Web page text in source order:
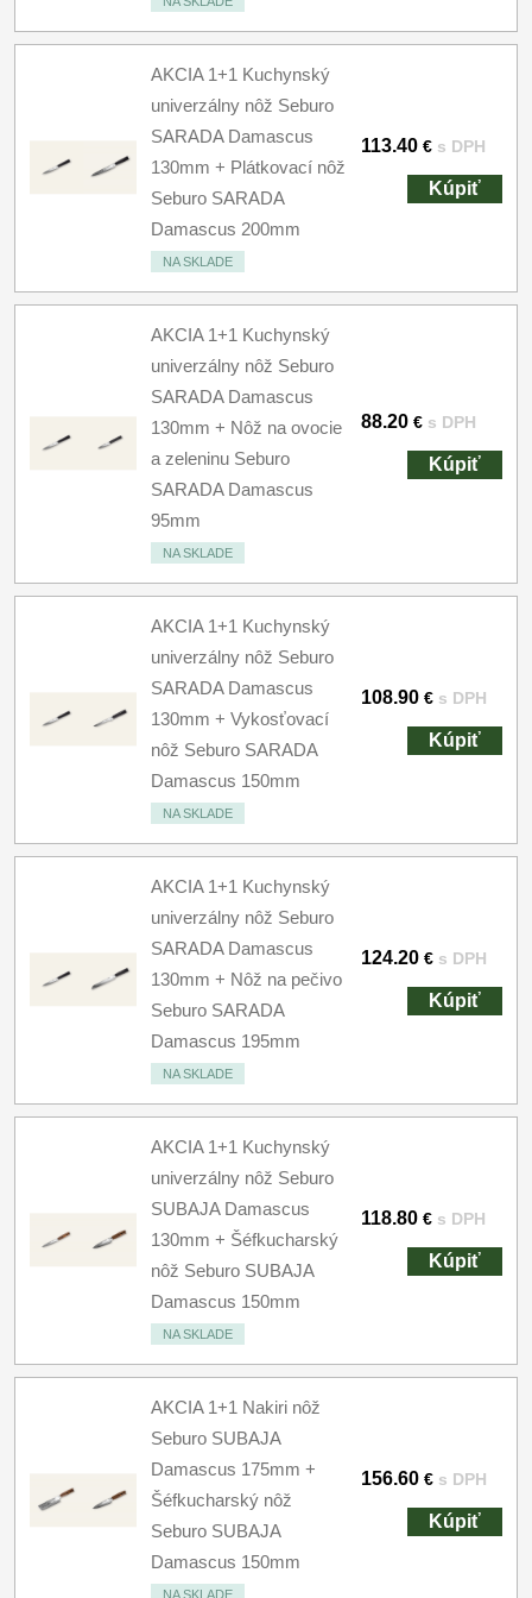
AKCIA 1+1 Kuchynský
univerzálny nôž Seburo
SARADA Damascus
130mm + Plátkovací nôž
Seburo SARADA
Damascus 200mm
NA SKLADE
113.40 € s DPH
Kúpiť
AKCIA 1+1 Kuchynský
univerzálny nôž Seburo
SARADA Damascus
130mm + Nôž na ovocie
a zeleninu Seburo
SARADA Damascus
95mm
NA SKLADE
88.20 € s DPH
Kúpiť
AKCIA 1+1 Kuchynský
univerzálny nôž Seburo
SARADA Damascus
130mm + Vykosťovací
nôž Seburo SARADA
Damascus 150mm
NA SKLADE
108.90 € s DPH
Kúpiť
AKCIA 1+1 Kuchynský
univerzálny nôž Seburo
SARADA Damascus
130mm + Nôž na pečivo
Seburo SARADA
Damascus 195mm
NA SKLADE
124.20 € s DPH
Kúpiť
AKCIA 1+1 Kuchynský
univerzálny nôž Seburo
SUBAJA Damascus
130mm + Šéfkucharský
nôž Seburo SUBAJA
Damascus 150mm
NA SKLADE
118.80 € s DPH
Kúpiť
AKCIA 1+1 Nakiri nôž
Seburo SUBAJA
Damascus 175mm +
Šéfkucharský nôž
Seburo SUBAJA
Damascus 150mm
NA SKLADE
156.60 € s DPH
Kúpiť